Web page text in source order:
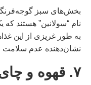
بخش‌های سبز
نام “سولانین” هستند
به طور غریزی از این
نشان‌دهنده عدم سلامت
۷. قهوه و چای (کافئین)